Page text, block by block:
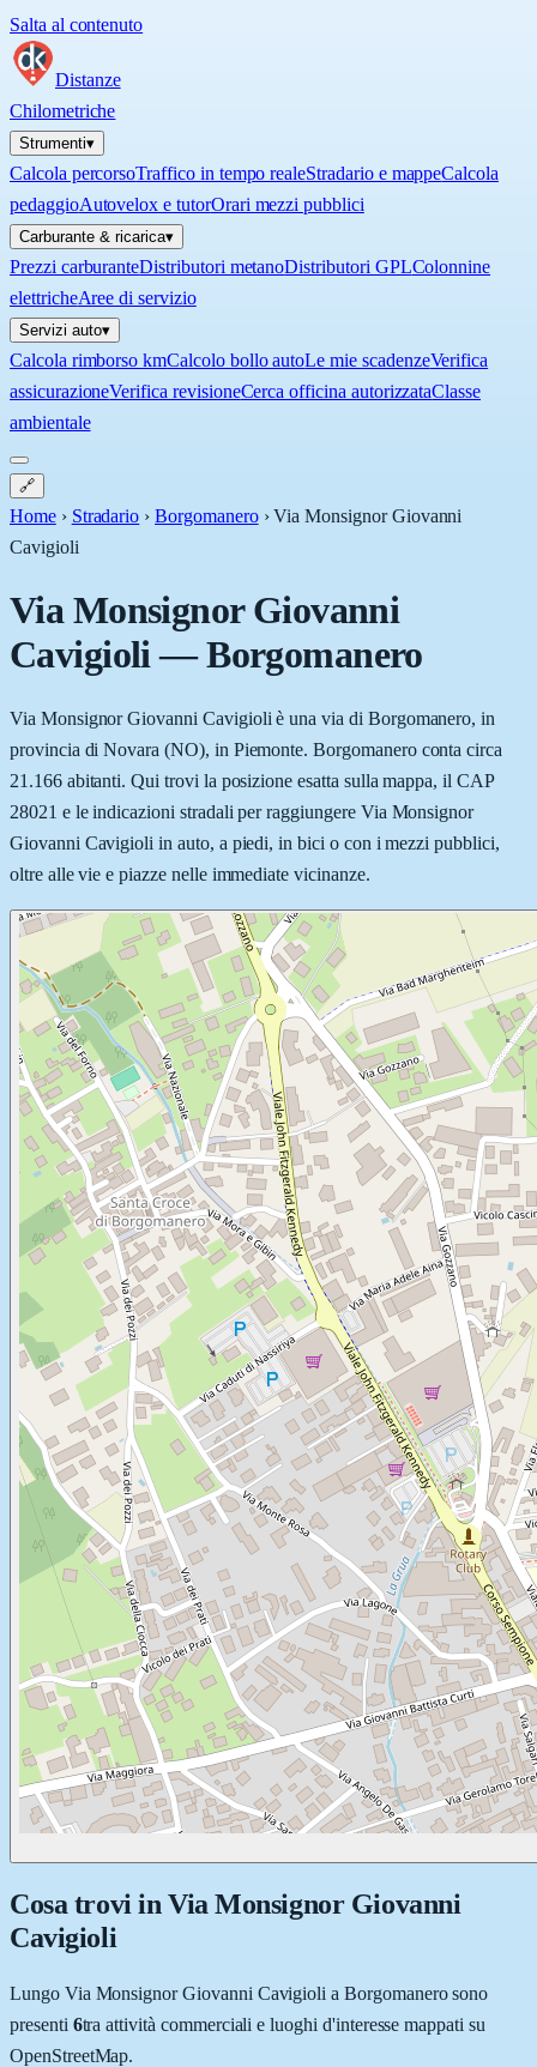
Salta al contenuto
Distanze
Chilometriche
Strumenti▾
Calcola percorsoTraffico in tempo realeStradario e mappeCalcola
pedaggioAutovelox e tutorOrari mezzi pubblici
Carburante & ricarica▾
Prezzi carburanteDistributori metanoDistributori GPLColonnine
elettricheAree di servizio
Servizi auto▾
Calcola rimborso kmCalcolo bollo autoLe mie scadenzeVerifica
assicurazioneVerifica revisioneCerca officina autorizzataClasse
ambientale
🔗
Home › Stradario › Borgomanero ›Via Monsignor Giovanni
Cavigioli
Via Monsignor Giovanni
Cavigioli—Borgomanero
Via Monsignor Giovanni Cavigioli è una via di Borgomanero, in
provincia di Novara (NO), in Piemonte. Borgomanero conta circa
21.166 abitanti. Qui trovi la posizione esatta sulla mappa, il CAP
28021 e le indicazioni stradali per raggiungere Via Monsignor
Giovanni Cavigioli in auto, a piedi, in bici o con i mezzi pubblici,
oltre alle vie e piazze nelle immediate vicinanze.
Cosa trovi in Via Monsignor Giovanni
Cavigioli
Lungo Via Monsignor Giovanni Cavigioli aBorgomanerosono
presenti 6tra attività commerciali e luoghi d'interesse mappati su
OpenStreetMap.